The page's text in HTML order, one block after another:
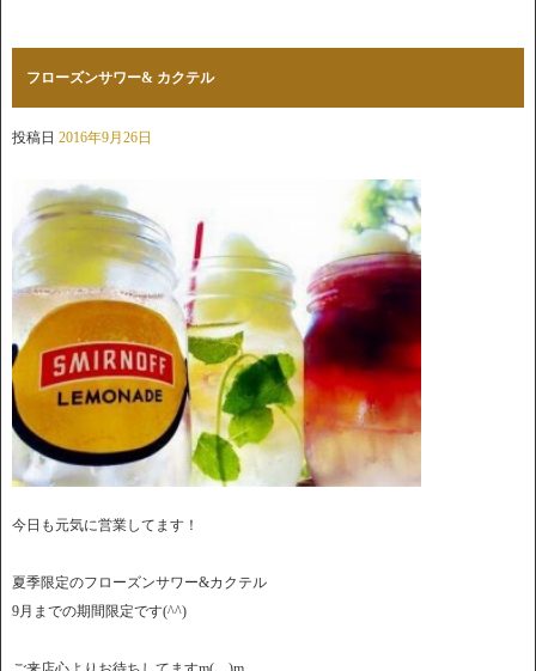
フローズンサワー& カクテル
投稿日 2016年9月26日
今日も元気に営業してます！
夏季限定のフローズンサワー&カクテル
9月までの期間限定です(^^)